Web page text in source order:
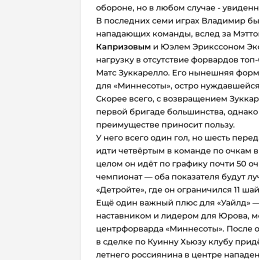
обороне, но в любом случае -
В последних семи играх Владимир
нападающих команды, вслед за
Капризовым и Юэлем Эрикссоном
нагрузку в отсутствие форвардов
Матс Зуккарелло. Его нынешняя
для «Миннесоты», остро нуждавшейся
Скорее всего, с возвращением
первой бригаде большинства, однако
преимуществе приносит пользу.
У него всего один гол, но шесть
идти четвёртым в команде по очкам
целом он идёт по графику почти 50
чемпионат — оба показателя будут
«Детройте», где он ограничился 11
Ещё один важный плюс для «Уайлд»
наставником и лидером для Юрова,
центрфорварда «Миннесоты». После
в сделке по Куинну Хьюзу клубу
летнего россиянина в центре